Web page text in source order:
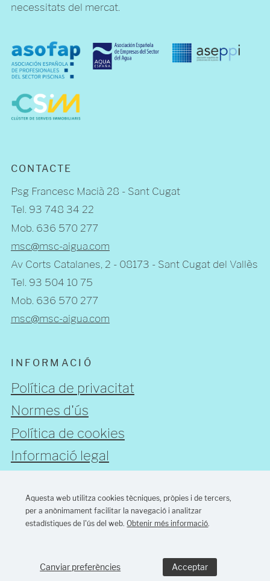
Aquesta web utilitza cookies tècniques, pròpies i de tercers,
per a anònimament facilitar la navegació i analitzar
estadístiques de l'ús del web.Obtenir més informació.
Canviar preferències
necessitats del mercat.
CONTACTE
Psg Francesc Macià 28 - Sant Cugat
Tel. 93 748 34 22
Mob. 636 570 277
msc@msc-aigua.com
Av Corts Catalanes, 2 - 08173 - Sant Cugat del Vallès
Tel. 93 504 10 75
Mob. 636 570 277
msc@msc-aigua.com
INFORMACIÓ
Política de privacitat
Normes d'ús
Política de cookies
Informació legal
SEGUEIX-NOS
Disseny web Barcelona: MONTAWEB